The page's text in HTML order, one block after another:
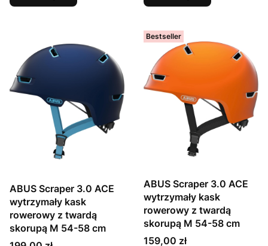
ABUS Scraper 3.0 ACE
wytrzymały kask
rowerowy z twardą
skorupą M 54-58 cm
Bestseller
ABUS Scraper 3.0 ACE
wytrzymały kask
rowerowy z twardą
skorupą M 54-58 cm
Cena
159,00 zł